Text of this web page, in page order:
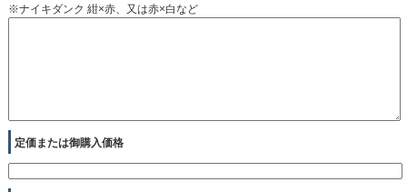
※ナイキダンク 紺×赤、又は赤×白など
定価または御購入価格